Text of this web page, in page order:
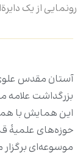
رونمایی از یک
آستان مقدس
بزرگداشت علامه
این همایش با
حوزه‌های علمیۀ
موسوعه‌ای